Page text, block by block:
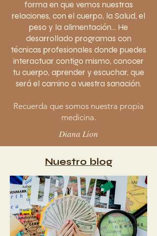
forma en que vemos nuestras
relaciones, con el cuerpo, la Salud, el
peso y la alimentación... He
desarrollado programas con
técnicas profesionales donde puedes
interactuar contigo mismo, conocer
tu cuerpo, aprender y escuchar, que
será el camino a vuestra sanación.
Recuerda que somos nuestra propia
medicina.
Diana Lion
Nuestro blog